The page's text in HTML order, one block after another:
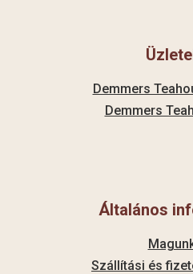
Demmers
Demmers
Általános
Szállítási és